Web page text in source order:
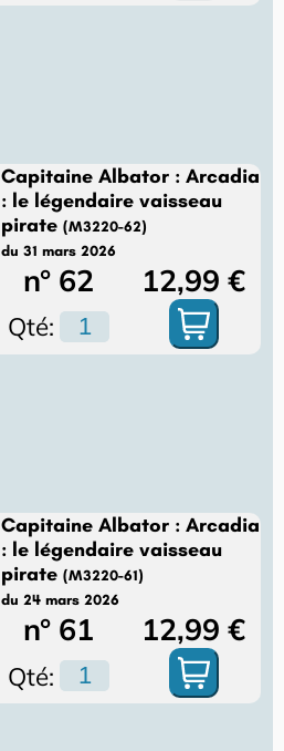
Capitaine Albator : Arcadia
: le légendaire vaisseau
pirate(M3220-62)
du 31 mars 2026
n° 62 12,99 €
Qté:
Capitaine Albator : Arcadia
: le légendaire vaisseau
pirate(M3220-61)
du 24 mars 2026
n° 61 12,99 €
Qté: